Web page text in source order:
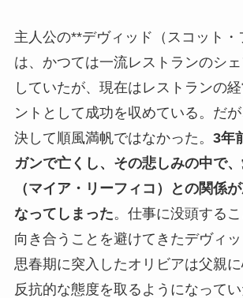
主人公の**デヴィッド（スコット
は、かつては一流レストランのシ
していたが、現在はレストランの
ントとして成功を収めている。だ
決して順風満帆ではなかった。 3年
ガンで亡くし、その悲しみの中で
（マイア・リーフィコ）との関係
なってしまった。仕事に没頭する
向き合うことを避けてきたデヴィッ
思春期に突入したオリビアは父親に
反抗的な態度を取るようになってい